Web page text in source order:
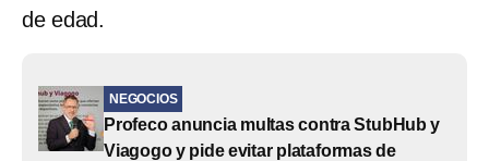
de edad.
NEGOCIOS
Profeco anuncia multas contra StubHub y
Viagogo y pide evitar plataformas de